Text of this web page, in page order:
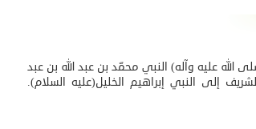
الله عليه وآله) النبي محمّد بن عبد الله بن عبد
إلى النبي إبراهيم الخليل(عليه السلام).